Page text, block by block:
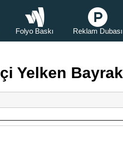
Yelken Bayrak
Folyo Baskı Reklam Dubası